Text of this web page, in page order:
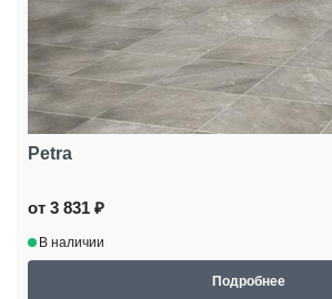
Petra
от 3 831 ₽
В наличии
Подробнее